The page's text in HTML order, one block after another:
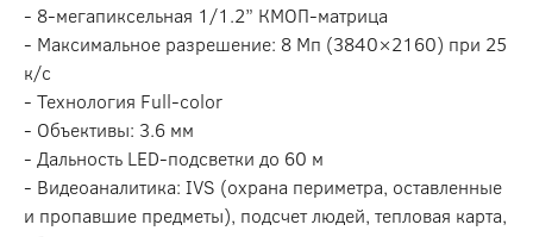
- 8-мегапиксельная 1/1.2” КМОП-матрица
- Максимальное разрешение: 8 Мп (3840×2160) при 25
к/c
- Технология Full-color
- Объективы: 3.6 мм
- Дальность LED-подсветки до 60 м
- Видеоаналитика: IVS (охрана периметра, оставленные
и пропавшие предметы), подсчет людей, тепловая карта,